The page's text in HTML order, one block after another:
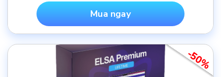
Mua ngay
-50%